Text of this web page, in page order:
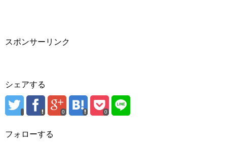
スポンサーリンク
シェアする
0 0
フォローする